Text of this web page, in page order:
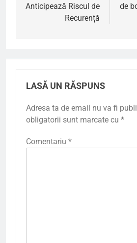
Anticipează Riscul de
Recurență
de
LASĂ UN RĂSPUNS
Adresa ta de email nu va fi
obligatorii sunt marcate cu *
Comentariu *